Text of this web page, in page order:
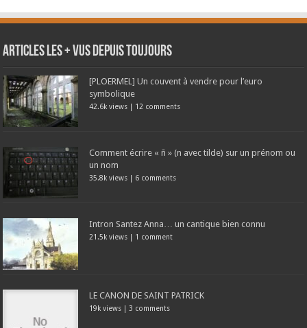
Articles les + vus depuis toujours
[PLOERMEL] Un couvent à vendre pour l’euro
symbolique
42.6k views | 12 comments
Comment écrire « ñ » (n avec tilde) sur un prénom ou
un nom
35.8k views | 6 comments
Intron Santez Anna… un cantique bien connu
21.5k views | 1 comment
LE CANON DE SAINT PATRICK
19k views | 3 comments